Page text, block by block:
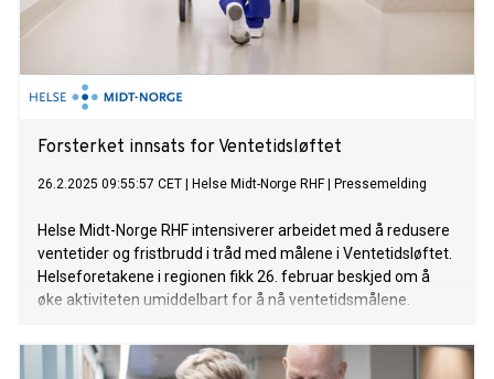
Forsterket innsats for Ventetidsløftet
26.2.2025 09:55:57 CET Helse Midt-Norge RHF| Pressemelding
Helse Midt-Norge RHF intensiverer arbeidet med å redusere
ventetider og fristbrudd i tråd med målene i Ventetidsløftet.
Helseforetakene i regionen fikk 26. februar beskjed om å
øke aktiviteten umiddelbart for å nå ventetidsmålene.